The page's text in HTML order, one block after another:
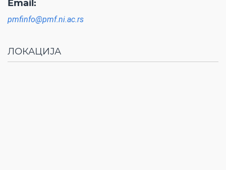
Email:
pmfinfo@pmf.ni.ac.rs
ЛОКАЦИЈА